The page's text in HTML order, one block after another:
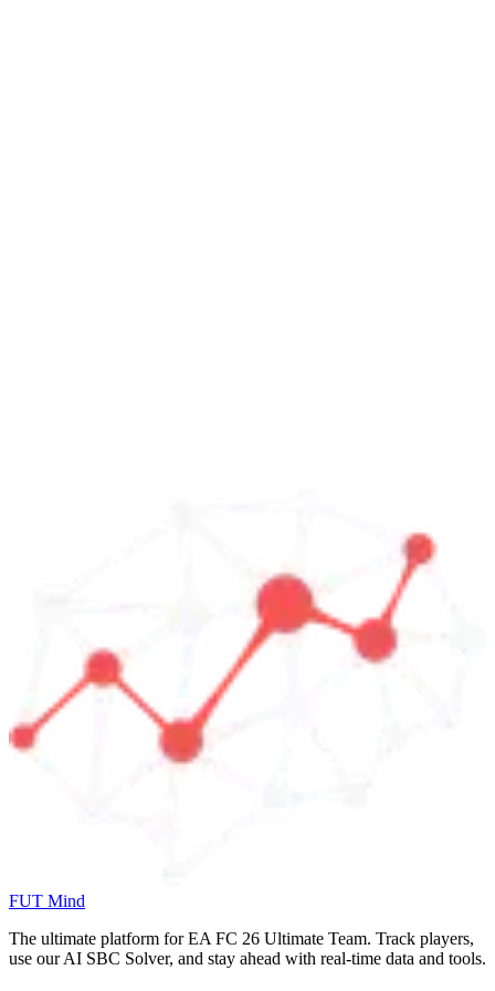
FUT Mind
The ultimate platform for EA FC 26 Ultimate Team. Track players,
use our AI SBC Solver, and stay ahead with real-time data and tools.